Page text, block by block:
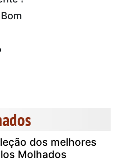
dos melhores
Molhados